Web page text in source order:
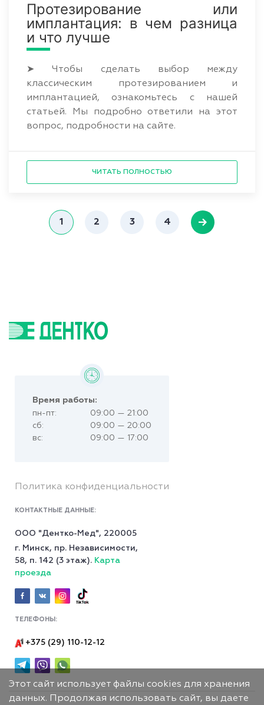
Протезирование или
имплантация: в чем разница
и что лучше
➤ Чтобы сделать выбор между
классическим протезированием и
имплантацией, ознакомьтесь с нашей
статьей. Мы подробно ответили на этот
вопрос, подробности на сайте.
ЧИТАТЬ ПОЛНОСТЬЮ
1 2 3 4
КОНТАКТНЫЕ ДАННЫЕ:
ООО "Дентко-Мед", 220005
г. Минск, пр. Независимости,
58, п. 142 (3 этаж). Карта
проезда
ТЕЛЕФОНЫ:
+375 (29) 110-12-12
Время работы:
пн-пт:
сб:
вс:
09:00 — 21:00
09:00 — 20:00
09:00 — 17:00
Политика конфиденциальности
Этот сайт использует файлы cookies для хранения
данных. Продолжая использовать сайт, вы даете